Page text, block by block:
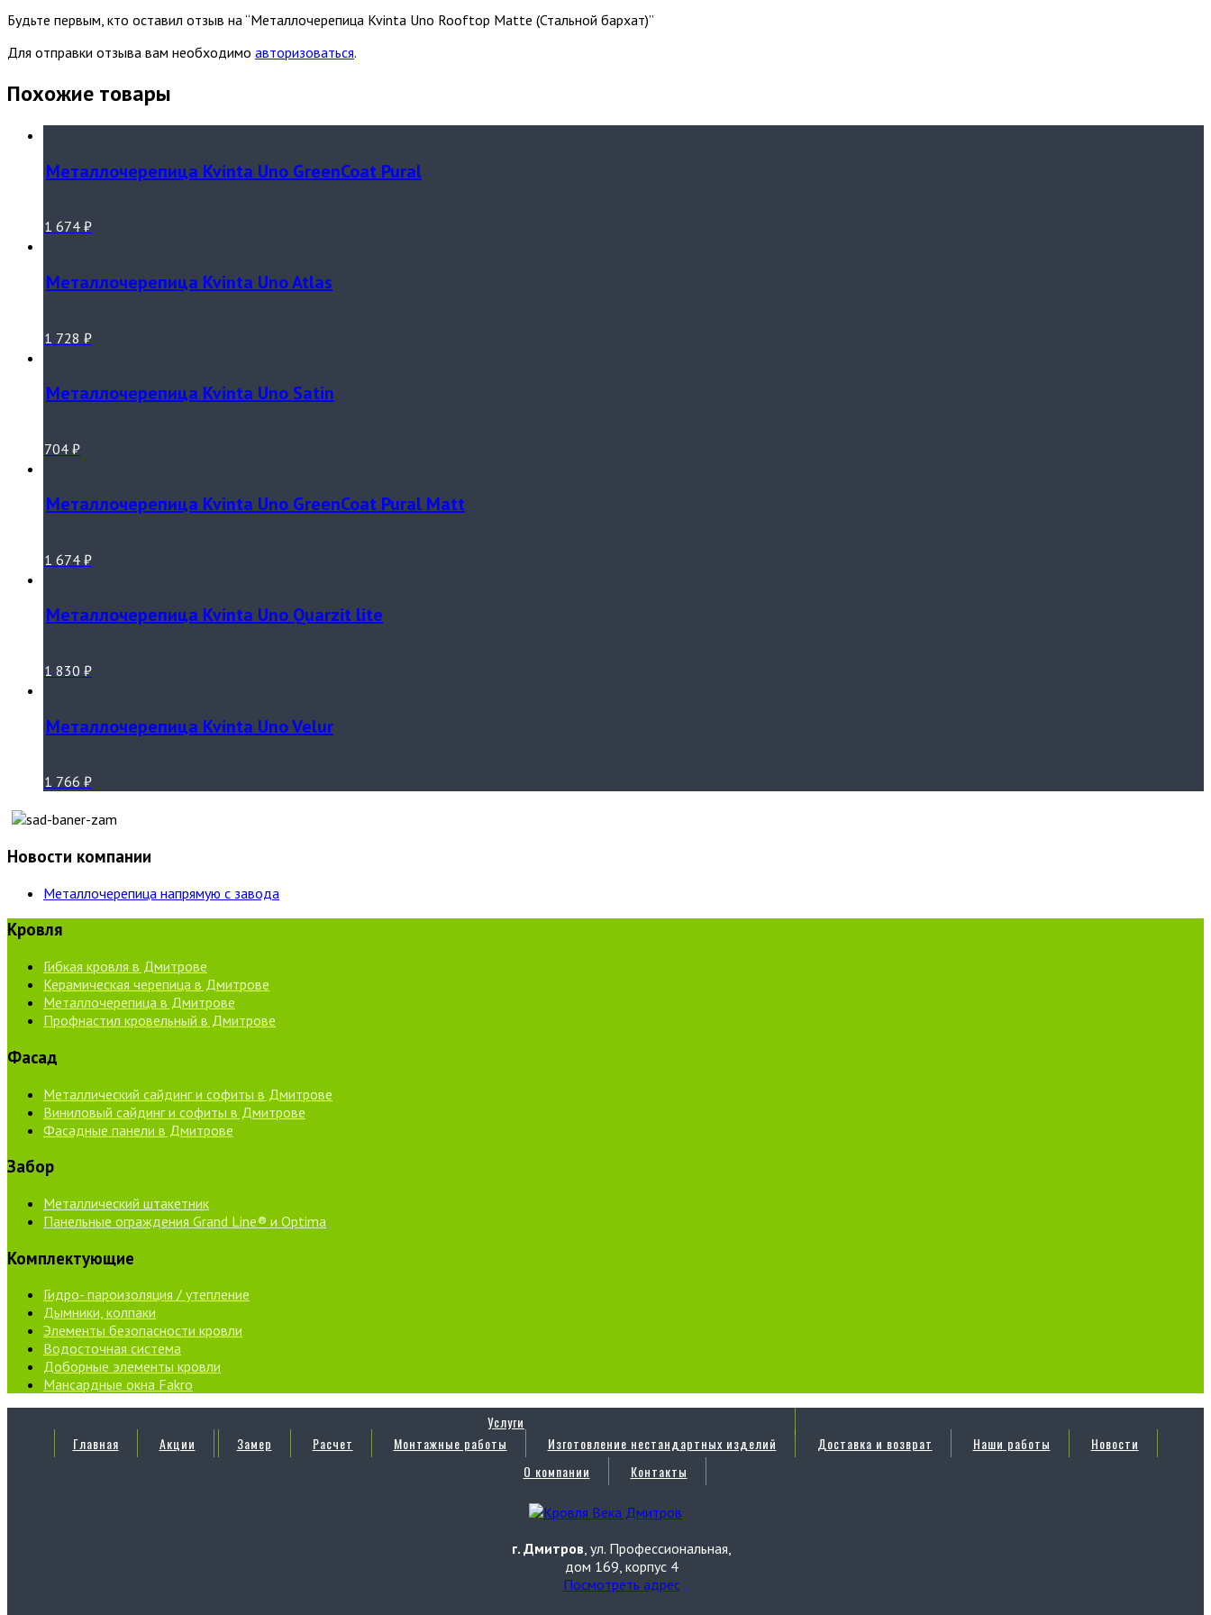
Будьте первым, кто оставил отзыв на “Металлочерепица Kvinta Uno Rooftop Matte (Стальной бархат)”
Для отправки отзыва вам необходимо авторизоваться.
Похожие товары
Металлочерепица Kvinta Uno GreenCoat Pural
1 674 ₽
Металлочерепица Kvinta Uno Atlas
1 728 ₽
Металлочерепица Kvinta Uno Satin
704 ₽
Металлочерепица Kvinta Uno GreenCoat Pural Matt
1 674 ₽
Металлочерепица Kvinta Uno Quarzit lite
1 830 ₽
Металлочерепица Kvinta Uno Velur
1 766 ₽
Новости компании
Металлочерепица напрямую с завода
Кровля
Гибкая кровля в Дмитрове
Керамическая черепица в Дмитрове
Металлочерепица в Дмитрове
Профнастил кровельный в Дмитрове
Фасад
Металлический сайдинг и софиты в Дмитрове
Виниловый сайдинг и софиты в Дмитрове
Фасадные панели в Дмитрове
Забор
Металлический штакетник
Панельные ограждения Grand Line® и Optima
Комплектующие
Гидро- пароизоляция / утепление
Дымники, колпаки
Элементы безопасности кровли
Водосточная система
Доборные элементы кровли
Мансардные окна Fakro
Главная Акции
Услуги
Замер
Расчет Монтажные работы Изготовление нестандартных изделий Доставка и возврат Наши работы
Новости
О компании
Контакты
г. Дмитров, ул. Профессиональная,
дом 169, корпус 4
Посмотреть адрес